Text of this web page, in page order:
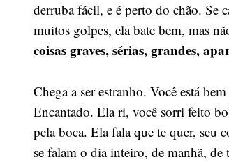
derruba fácil, e é perto do chão. Se
muitos golpes, ela bate bem, mas
coisas graves, sérias, grandes,
Chega a ser estranho. Você está
Encantado. Ela ri, você sorri feito
pela boca. Ela fala que te quer, seu
se falam o dia inteiro, de manhã,